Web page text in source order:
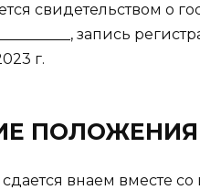
свидетельством о
запись
г.
ПОЛОЖЕНИЯ
сдается внаем вместе